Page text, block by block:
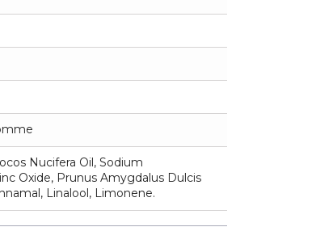
Nucifera Oil, Sodium
Oxide, Prunus Amygdalus Dulcis
Linalool, Limonene.